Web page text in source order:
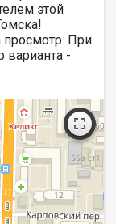
этой
просмотр. При
варианта -